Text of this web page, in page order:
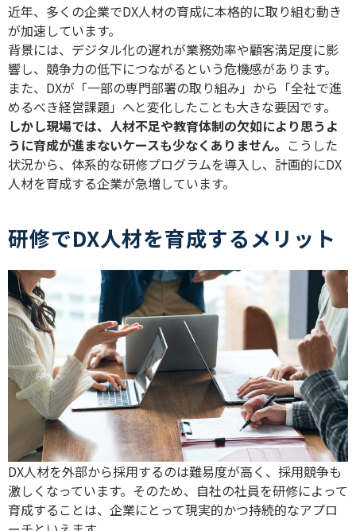
紹介します。
近年、多くの企業でDX人材の育成に本格的に取り組む動き
が加速しています。
背景には、デジタル化の遅れが業務効率や顧客満足度に影
響し、競争力の低下につながるという危機感があります。
また、 DXが「一部の専門部署の取り組み」から「全社で進
めるべき経営課題」へと変化したことも大きな要因です。
しかし現場では、人材不足や教育体制の欠如により思うよ
うに育成が進まないケースも少なくありません。 こうした
状況から、体系的な研修プログラムを導入し、計画的にDX
人材を育成する企業が急増しています。
研修でDX人材を育成するメリット
DX人材を外部から採用するのは難易度が高く、採用競争も
激しくなっています。そのため、自社の社員を研修によって
育成することは、企業にとって現実的かつ持続的なアプロ